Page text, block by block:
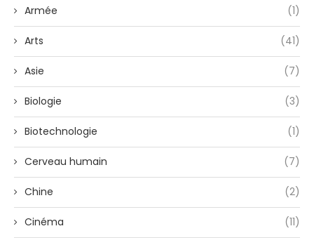
Armée (1)
Arts (41)
Asie (7)
Biologie (3)
Biotechnologie (1)
Cerveau humain (7)
Chine (2)
Cinéma (11)